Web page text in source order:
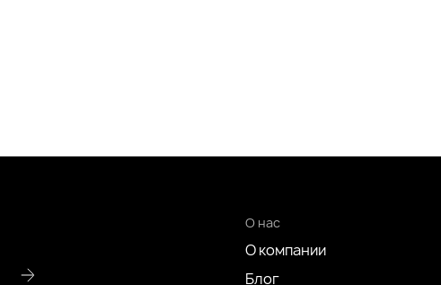
О нас
О компании
Блог